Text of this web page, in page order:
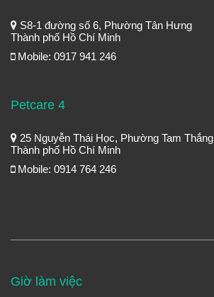
S8-1 đường số 6, Phường Tân Hưng
Thành phố Hồ Chí Minh
Mobile: 0917 941 246
Petcare 4
25 Nguyễn Thái Học, Phường Tam Thắng
Thành phố Hồ Chí Minh
Mobile: 0914 764 246
Giờ làm việc